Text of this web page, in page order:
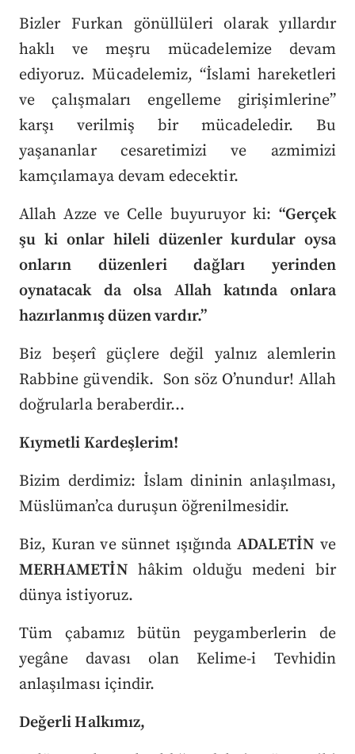
Bizler Furkan gönüllüleri olarak yıllardır
haklı ve meşru mücadelemize devam
ediyoruz. Mücadelemiz, “İslami hareketleri
ve çalışmaları engelleme girişimlerine”
karşı verilmiş bir mücadeledir. Bu
yaşananlar cesaretimizi ve azmimizi
kamçılamaya devam edecektir.
Allah Azze ve Celle buyuruyor ki: “Gerçek
şu ki onlar hileli düzenler kurdular oysa
onların düzenleri dağları yerinden
oynatacak da olsa Allah katında onlara
hazırlanmış düzen vardır.”
Biz beşerî güçlere değil yalnız alemlerin
Rabbine güvendik. Son söz O’nundur! Allah
doğrularla beraberdir…
Kıymetli Kardeşlerim!
Bizim derdimiz: İslam dininin anlaşılması,
Müslüman’ca duruşun öğrenilmesidir.
Biz, Kuran ve sünnet ışığında ADALETİN ve
MERHAMETİN hâkim olduğu medeni bir
dünya istiyoruz.
Tüm çabamız bütün peygamberlerin de
yegâne davası olan Kelime-i Tevhidin
anlaşılması içindir.
Değerli Halkımız,